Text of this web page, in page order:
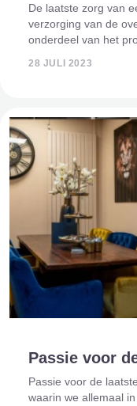
De laatste zorg van
verzorging van de
onderdeel van het
28 JULI 2023
Passie voor
Passie voor de
waarin we allemaal